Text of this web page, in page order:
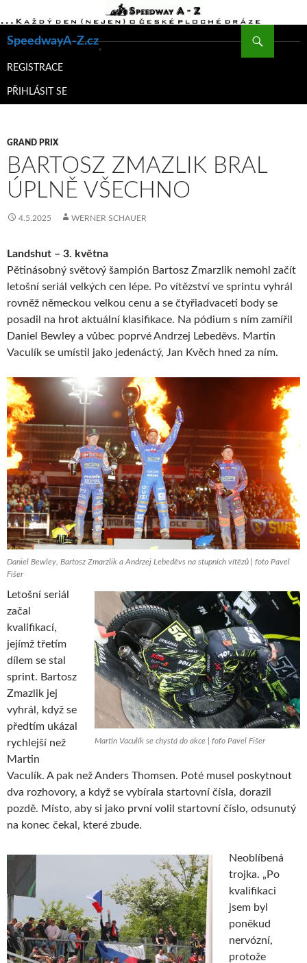
SpeedwayA-Z.cz
K
WEBU
REGISTRACE
PŘIHLÁSIT SE
GRAND PRIX
BARTOSZ ZMAZLIK BRAL
ÚPLNĚ VŠECHNO
4.5.2025 WERNER SCHAUER
Landshut – 3. května
Pětinásobný světový šampión Bartosz Zmarzlik nemohl začít
letošní seriál velkých cen lépe. Po vítězství ve sprintu vyhrál
rovněž německou velkou cenu a se čtyřiadvaceti body se
posadil na hrot aktuální klasifikace. Na pódium s ním zamířil
Daniel Bewley a vůbec poprvé Andrzej Lebeděvs. Martin
Vaculík se umístil jako jedenáctý, Jan Kvěch hned za ním.
Daniel Bewley, Bartosz Zmarzlik a Andrzej Lebeděvs na stupních vítězů | foto Pavel
Fišer
Martin Vaculík se chystá do akce | fofo Pavel Fišer
Letošní seriál
začal
kvalifikací,
jejímž třetím
dílem se stal
sprint. Bartosz
Zmazlik jej
vyhrál, když se
předtím ukázal
rychlejší než
Martin
Vaculík. A pak než Anders Thomsen. Poté musel poskytnout
dva rozhovory, a když se vybírala startovní čísla, dorazil
pozdě. Místo, aby si jako první volil startovní číslo, odsunutý
na konec čekal, které zbude.
Neoblíbená
trojka. „Po
kvalifikaci
jsem byl
poněkud
nervózní,
protože